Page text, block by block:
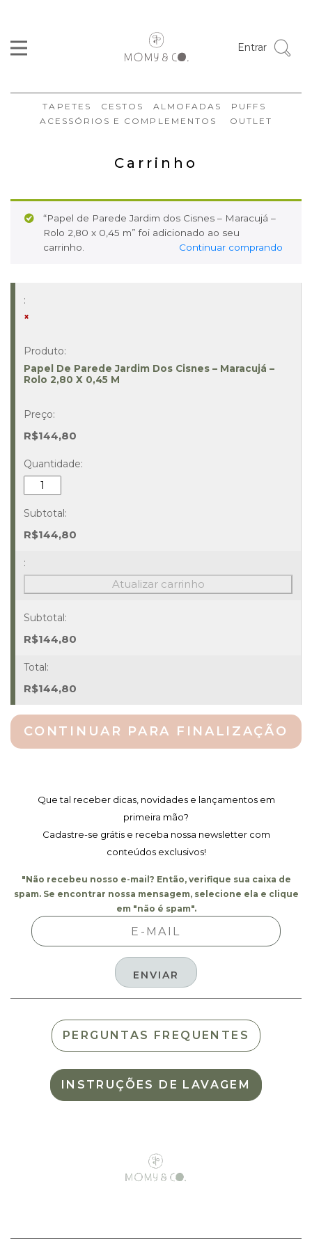
Entrar
TAPETES CESTOS ALMOFADAS
PUFFS
ACESSÓRIOS E COMPLEMENTOS
OUTLET
Carrinho
“Papel de Parede Jardim dos Cisnes – Maracujá –
Rolo 2,80 x 0,45 m” foi adicionado ao seu
carrinho.
Continuar comprando
×
Papel De Parede Jardim Dos Cisnes – Maracujá –
Rolo 2,80 X 0,45 M
R$144,80
Papel
De
Parede
Jardim
Dos
Cisnes
–
Rolo
2,80
0,45
Quantidade
R$144,80
Atualizar carrinho
R$144,80
R$144,80
CONTINUAR PARA FINALIZAÇÃO
Que tal receber dicas, novidades e lançamentos em
primeira mão?
Cadastre-se grátis e receba nossa newsletter com
conteúdos exclusivos!
"Não recebeu nosso e-mail? Então, verifique sua caixa de
spam. Se encontrar nossa mensagem, selecione ela e clique
em "não é spam".
PERGUNTAS FREQUENTES
INSTRUÇÕES DE LAVAGEM